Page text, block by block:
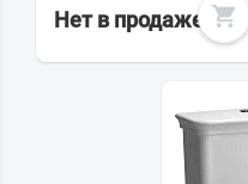
Нет в продаже